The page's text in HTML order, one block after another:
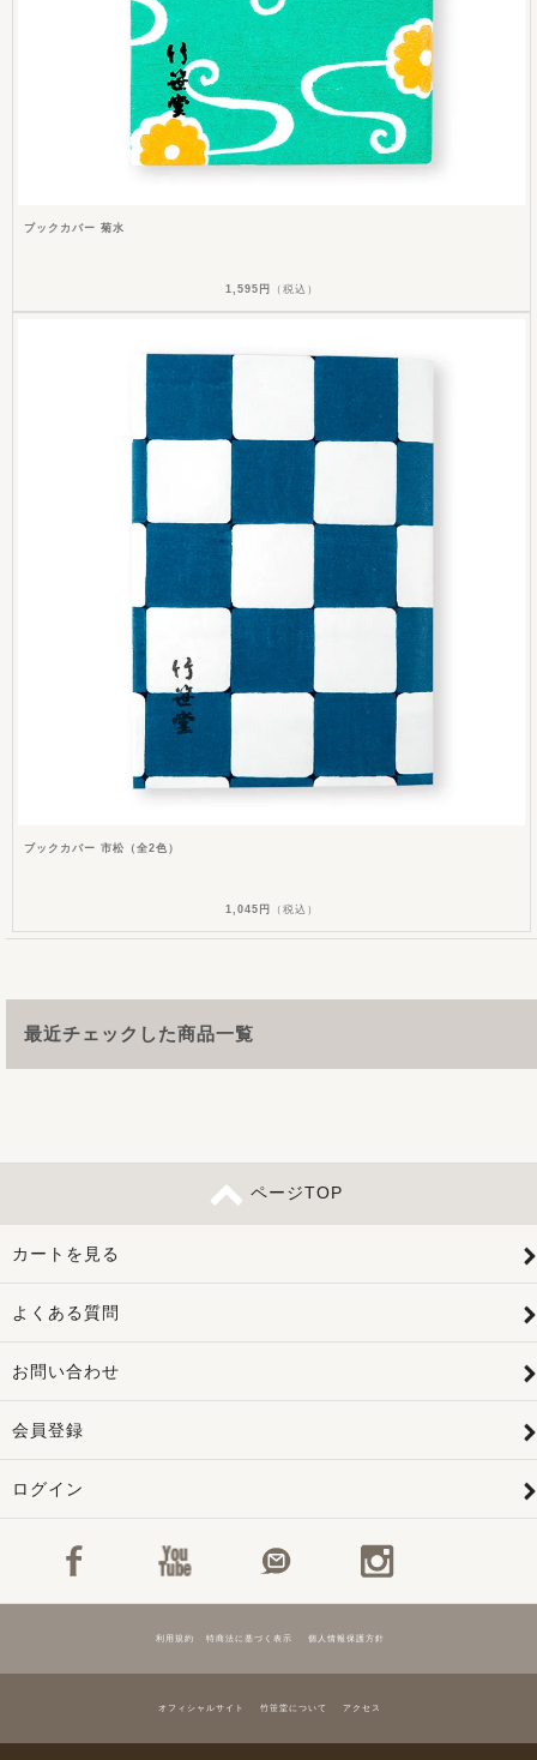
ブックカバー 菊水
1,595円 （税込）
ブックカバー 市松（全2色）
1,045円 （税込）
最近チェックした商品一覧
ページTOP
カートを見る
よくある質問
お問い合わせ
会員登録
ログイン
利用規約 特商法に基づく表示 個人情報保護方針
オフィシャルサイト 竹笹堂について アクセス